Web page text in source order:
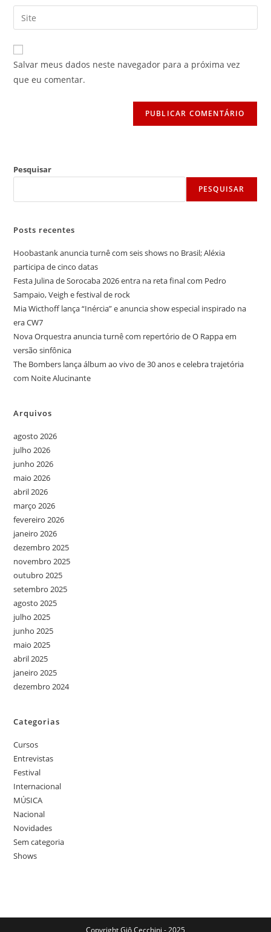
de
usuário
para
comentar
endereço
de
mail
para
comentar
Digite
o
URL
do
site
Salvar meus dados neste navegador para a próxima vez
que eu comentar.
Pesquisar
PESQUISAR
Posts recentes
Hoobastank anuncia turnê com seis shows no Brasil; Aléxia
participa de cinco datas
Festa Julina de Sorocaba 2026 entra na reta final com Pedro
Sampaio, Veigh e festival de rock
Mia Wicthoff lança “Inércia” e anuncia show especial inspirado na
era CW7
Nova Orquestra anuncia turnê com repertório de O Rappa em
versão sinfônica
The Bombers lança álbum ao vivo de 30 anos e celebra trajetória
com Noite Alucinante
Arquivos
agosto 2026
julho 2026
junho 2026
maio 2026
abril 2026
março 2026
fevereiro 2026
janeiro 2026
dezembro 2025
novembro 2025
outubro 2025
setembro 2025
agosto 2025
julho 2025
junho 2025
maio 2025
abril 2025
janeiro 2025
dezembro 2024
Categorias
Cursos
Entrevistas
Festival
Internacional
MÚSICA
Nacional
Novidades
Sem categoria
Shows
Copyright Giô Cecchini - 2025